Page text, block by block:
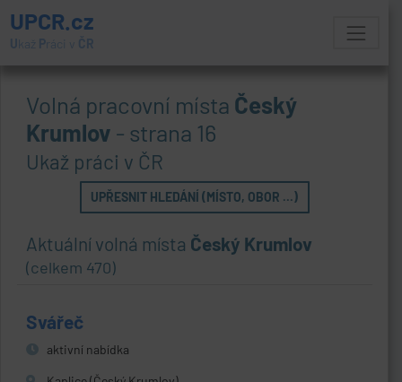
UPCR.cz
U kaž Práci v ČR
Volná pracovní místa Český
Krumlov - strana 16
Ukaž práci v ČR
UPŘESNIT HLEDÁNÍ (MÍSTO, OBOR ...)
Aktuální volná místa Český Krumlov
(celkem 470)
Svářeč
aktivní nabídka